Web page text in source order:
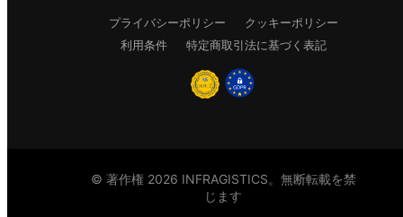
プライバシーポリシー
クッキーポリシー
利用条件
特定商取引法に基づく表記
© 著作権 2026 INFRAGISTICS。無断転載を禁
じます